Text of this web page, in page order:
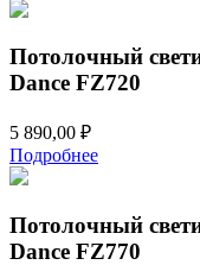
Потолочный
Dance FZ720
5 890,00 ₽
Подробнее
Потолочный
Dance FZ770